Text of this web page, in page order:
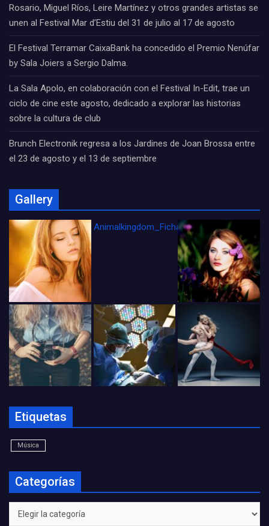
Rosario, Miguel Ríos, Leire Martínez y otros grandes artistas se
unen al Festival Mar d’Estiu del 31 de julio al 17 de agosto
El Festival Terramar CaixaBank ha concedido el Premio Nenúfar
by Sala Joiers a Sergio Dalma.
La Sala Apolo, en colaboración con el Festival In-Edit, trae un
ciclo de cine este agosto, dedicado a explorar las historias
sobre la cultura de club
Brunch Electronik regresa a los Jardines de Joan Brossa entre
el 23 de agosto y el 13 de septiembre
Gallery
Animalkingdom_FichaCine
Etiquetas
Música
Categorías
Categorías